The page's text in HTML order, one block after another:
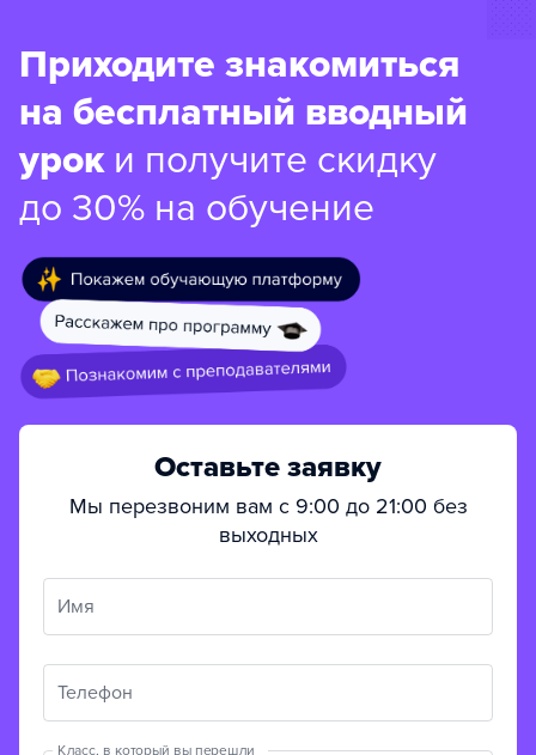
Приходите знакомиться
на бесплатный вводный
уроки получите скидку
до 30% на обучение
Оставьте заявку
Мы перезвоним вам с 9:00 до 21:00 без
выходных
Имя
Телефон
Класс, в который вы перешли